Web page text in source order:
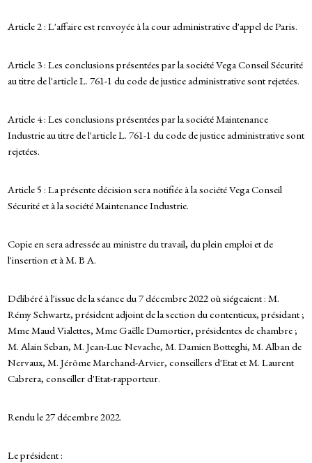
Article 2 : L'affaire est renvoyée à la cour administrative d'appel de Paris.
Article 3 : Les conclusions présentées par la société Vega Conseil Sécurité
au titre de l'article L. 761-1 du code de justice administrative sont rejetées.
Article 4 : Les conclusions présentées par la société Maintenance
Industrie au titre de l'article L. 761-1 du code de justice administrative sont
rejetées.
Article 5 : La présente décision sera notifiée à la société Vega Conseil
Sécurité et à la société Maintenance Industrie.
Copie en sera adressée au ministre du travail, du plein emploi et de
l'insertion et à M. B A.
Délibéré à l'issue de la séance du 7 décembre 2022 où siégeaient : M.
Rémy Schwartz, président adjoint de la section du contentieux, présidant ;
Mme Maud Vialettes, Mme Gaëlle Dumortier, présidentes de chambre ;
M. Alain Seban, M. Jean-Luc Nevache, M. Damien Botteghi, M. Alban de
Nervaux, M. Jérôme Marchand-Arvier, conseillers d'Etat et M. Laurent
Cabrera, conseiller d'Etat-rapporteur.
Rendu le 27 décembre 2022.
Le président :